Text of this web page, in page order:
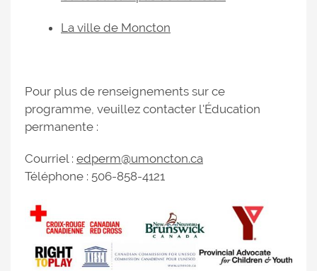
La ville de Moncton
Pour plus de renseignements sur ce
programme, veuillez contacter l'Éducation
permanente :
Courriel : edperm@umoncton.ca
Téléphone : 506-858-4121